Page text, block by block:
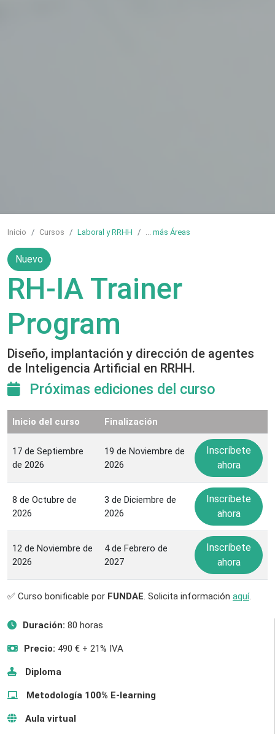
Inicio Cursos Laboral y RRHH ... más Áreas
Nuevo
RH-IA Trainer
Program
Diseño, implantación y dirección de agentes
de Inteligencia Artificial en RRHH.
Próximas ediciones del curso
Inicio del curso Finalización
17 de Septiembre
de 2026
19 de Noviembre de
2026
Inscríbete
ahora
8 de Octubre de
2026
3 de Diciembre de
2026
Inscríbete
ahora
12 de Noviembre de
2026
4 de Febrero de
2027
Inscríbete
ahora
✅ Curso bonificable por FUNDAE. Solicita información aquí.
Duración: 80 horas
Precio: 490 € + 21% IVA
Diploma
Metodología 100% E-learning
Aula virtual